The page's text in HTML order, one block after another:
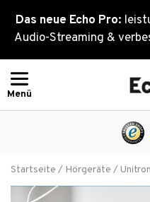
Das neue Echo Pro:
Audio-Streaming &
Inhalt
springen
Startseite / Hörgeräte /Unitron